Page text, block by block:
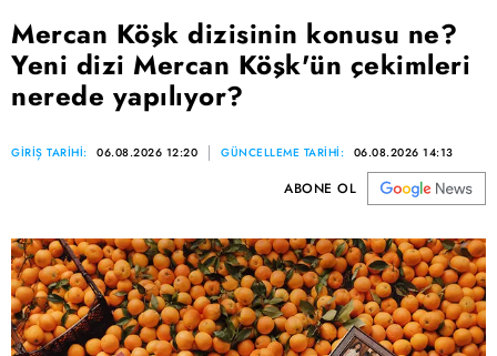
Mercan Köşk dizisinin konusu ne?
Yeni dizi Mercan Köşk'ün çekimleri
nerede yapılıyor?
GİRİŞ TARİHİ: 06.08.2026 12:20 GÜNCELLEME TARİHİ: 06.08.2026 14:13
ABONE OL